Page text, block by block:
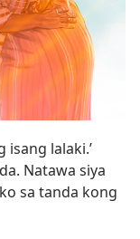
isang lalaki.’
Natawa siya
sa tanda kong